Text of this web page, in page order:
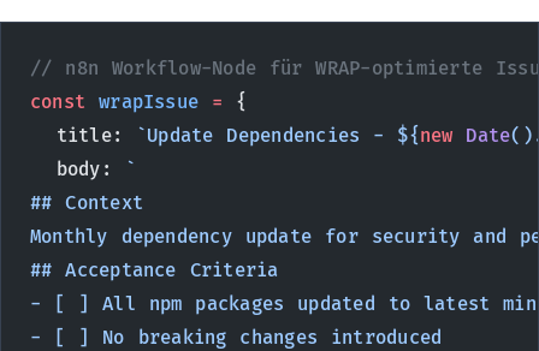
// n8n Workflow-Node für WRAP-optimierte
const wrapIssue = {
  title:
`Update Dependencies - ${new Date
  body:
`
## Context
Monthly dependency update for security and
## Acceptance Criteria
- [ ] All npm packages updated to latest
- [ ] No breaking changes introduced